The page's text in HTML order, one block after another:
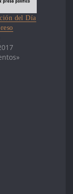
del Día